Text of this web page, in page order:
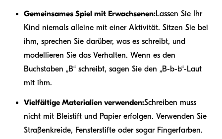
Gemeinsames Spiel mit Erwachsenen:Lassen Sie Ihr
Kind niemals alleine mit einer Aktivität. Sitzen Sie bei
ihm, sprechen Sie darüber, was es schreibt, und
modellieren Sie das Verhalten. Wenn es den
Buchstaben „B“ schreibt, sagen Sie den „B-b-b“-Laut
mit ihm.
Vielfältige Materialien verwenden:Schreiben muss
nicht mit Bleistift und Papier erfolgen. Verwenden Sie
Straßenkreide, Fensterstifte oder sogar Fingerfarben.